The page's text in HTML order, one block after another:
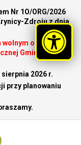
Nr 1O/ORG/2026
Zdroju z dnia
od pracy dla
Gminy Krynicy-
2026 r.
przy planowaniu